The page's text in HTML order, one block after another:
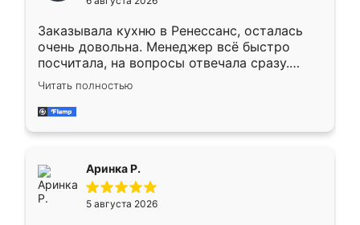
мебели буду заказывать только здесь.
Заказывала кухню в Ренессанс, осталась
очень довольна. Менеджер всё быстро
посчитала, на вопросы отвечала сразу.
Замерщик приехал в субботу, подошёл к
делу со всей ответственностью. Собрали
за день, ребята работали аккуратно, даже
Читать полностью
Аринка Р.
5 августа 2026